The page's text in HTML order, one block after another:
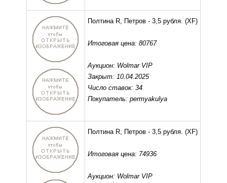
Полтина R, Петров - 3,5 рубля. (XF)
Итоговая цена: 80767
Аукцион: Wolmar VIP
Закрыт: 10.04.2025
Число ставок: 34
Покупатель: permyakulya
Полтина R, Петров - 3,5 рубля. (XF)
Итоговая цена: 74936
Аукцион: Wolmar VIP